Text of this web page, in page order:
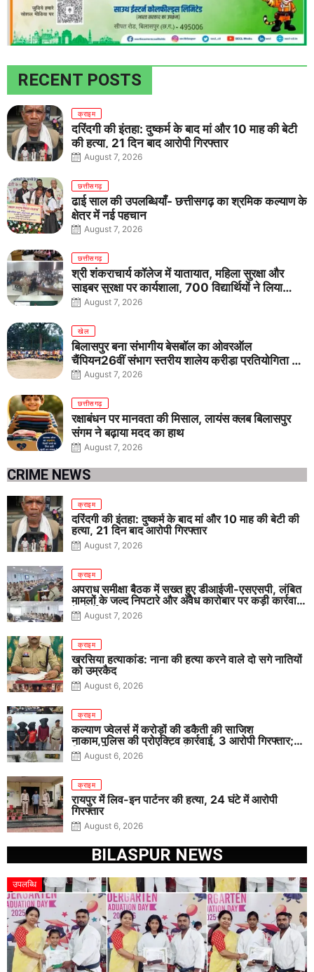
RECENT POSTS
क्राइम
दरिंदगी की इंतहा: दुष्कर्म के बाद मां और 10 माह की बेटी
की हत्या, 21 दिन बाद आरोपी गिरफ्तार
August 7, 2026
छत्तीसगढ़
ढाई साल की उपलब्धियाँ- छत्तीसगढ़ का श्रमिक कल्याण के
क्षेत्र में नई पहचान
August 7, 2026
छत्तीसगढ़
श्री शंकराचार्य कॉलेज में यातायात, महिला सुरक्षा और
साइबर सुरक्षा पर कार्यशाला, 700 विद्यार्थियों ने लिया
जागरूकता का संकल्प
August 7, 2026
खेल
बिलासपुर बना संभागीय बेसबॉल का ओवरऑल
चैंपियन26वीं संभाग स्तरीय शालेय क्रीड़ा प्रतियोगिता में
तीनों आयु वर्गों में शानदार प्रदर्शन
August 7, 2026
छत्तीसगढ़
रक्षाबंधन पर मानवता की मिसाल, लायंस क्लब बिलासपुर
संगम ने बढ़ाया मदद का हाथ
August 7, 2026
CRIME NEWS
क्राइम
दरिंदगी की इंतहा: दुष्कर्म के बाद मां और 10 माह की बेटी की
हत्या, 21 दिन बाद आरोपी गिरफ्तार
August 7, 2026
क्राइम
अपराध समीक्षा बैठक में सख्त हुए डीआईजी-एसएसपी, लंबित
मामलों के जल्द निपटारे और अवैध कारोबार पर कड़ी कार्रवाई
के निर्देश
August 7, 2026
क्राइम
खरसिया हत्याकांड: नाना की हत्या करने वाले दो सगे नातियों
को उम्रकैद
August 6, 2026
क्राइम
कल्याण ज्वेलर्स में करोड़ों की डकैती की साजिश
नाकाम,पुलिस की प्रोएक्टिव कार्रवाई, 3 आरोपी गिरफ्तार;
पिस्टल, कारतूस, चाकू और मोबाइल बरामद
August 6, 2026
क्राइम
रायपुर में लिव-इन पार्टनर की हत्या, 24 घंटे में आरोपी
गिरफ्तार
August 6, 2026
BILASPUR NEWS
उपलब्धि